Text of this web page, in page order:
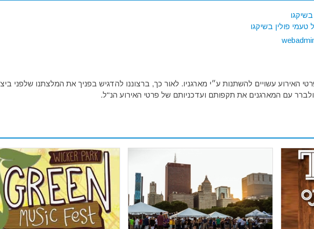
פולין בשיקגו
עשויים להשתנות ע״י מארגניו. לאור כך, ברצוננו להדגיש בפניך את המלצתנו שלפני
עם המארגנים את תקפותם ועדכניותם של פרטי האירוע הנ"ל.